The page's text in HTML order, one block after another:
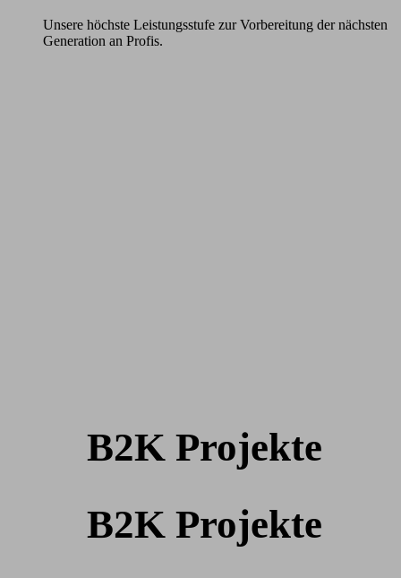
Unsere höchste Leistungsstufe zur Vorbereitung der nächsten
Generation an Profis.
B2K Projekte
B2K Projekte